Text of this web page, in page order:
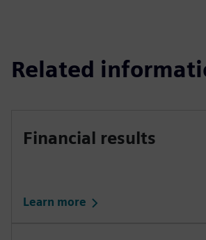
Related
Financial results
Learn more